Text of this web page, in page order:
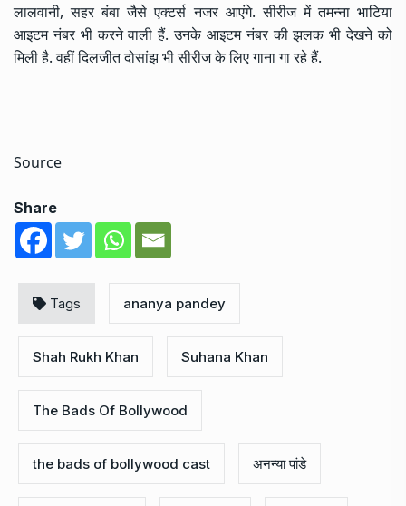
लालवानी, सहर बंबा जैसे एक्टर्स नजर आएंगे. सीरीज में तमन्ना भाटिया
आइटम नंबर भी करने वाली हैं. उनके आइटम नंबर की झलक भी देखने को
मिली है. वहीं दिलजीत दोसांझ भी सीरीज के लिए गाना गा रहे हैं.
Source
Share
Tags ananya pandey
Shah Rukh Khan Suhana Khan
The Bads Of Bollywood
the bads of bollywood cast अनन्या पांडे